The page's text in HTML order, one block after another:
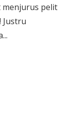
menjurus pelit
Justru